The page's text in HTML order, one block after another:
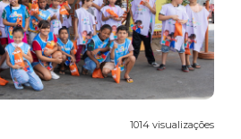
1014 visualizações